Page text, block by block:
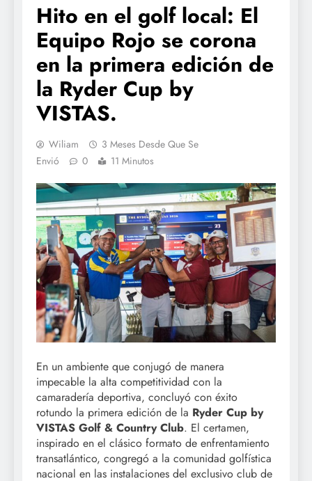
Hito en el golf local: El
Equipo Rojo se corona
en la primera edición de
la Ryder Cup by
VISTAS.
Wiliam
3 Meses Desde Que Se
Envió
0 11 Minutos
En un ambiente que conjugó de manera
impecable la alta competitividad con la
camaradería deportiva, concluyó con éxito
rotundo la primera edición de la Ryder Cup by
VISTAS Golf & Country Club. El certamen,
inspirado en el clásico formato de enfrentamiento
transatlántico, congregó a la comunidad golfística
nacional en las instalaciones del exclusivo club de